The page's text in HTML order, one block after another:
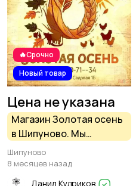
🔥Срочно
Новый товар
Цена не указана
Магазин Золотая осень
в Шипуново. Мы
переехали!
Шипуново
8 месяцев назад
Данил Кудриков